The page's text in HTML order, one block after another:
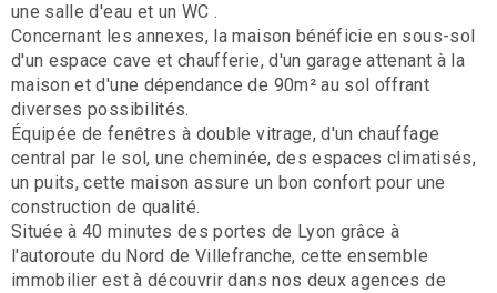
une salle d'eau et un WC .
Concernant les annexes, la maison bénéficie en sous-sol
d'un espace cave et chaufferie, d'un garage attenant à la
maison et d'une dépendance de 90m² au sol offrant
diverses possibilités.
Équipée de fenêtres à double vitrage, d'un chauffage
central par le sol, une cheminée, des espaces climatisés,
un puits, cette maison assure un bon confort pour une
construction de qualité.
Située à 40 minutes des portes de Lyon grâce à
l'autoroute du Nord de Villefranche, cette ensemble
immobilier est à découvrir dans nos deux agences de